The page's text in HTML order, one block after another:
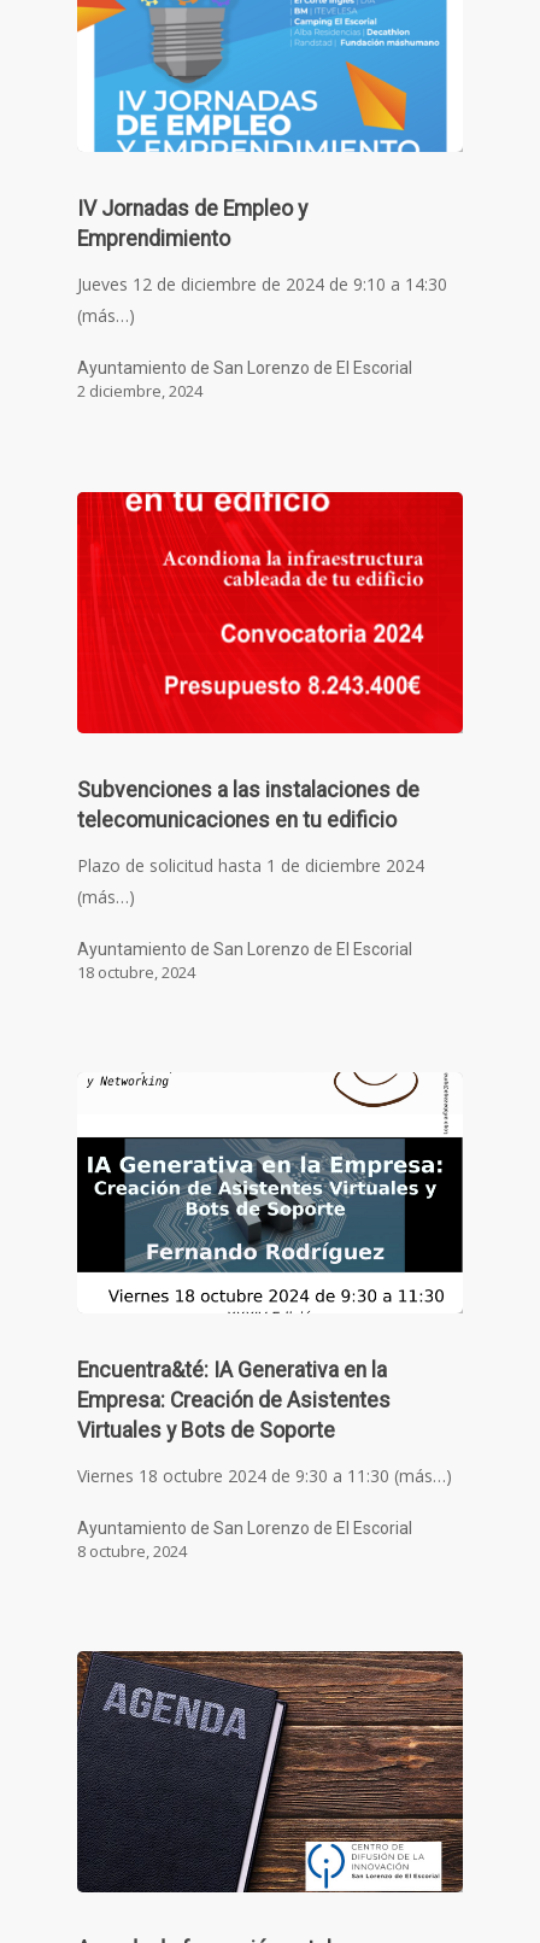
IV Jornadas de Empleo y
Emprendimiento
Jueves 12 de diciembre de 2024 de 9:10 a 14:30
(más…)
Ayuntamiento de San Lorenzo de El Escorial
2 diciembre, 2024
Subvenciones a las instalaciones de
telecomunicaciones en tu edificio
Plazo de solicitud hasta 1 de diciembre 2024
(más…)
Ayuntamiento de San Lorenzo de El Escorial
18 octubre, 2024
Encuentra&té: IA Generativa en la
Empresa: Creación de Asistentes
Virtuales y Bots de Soporte
Viernes 18 octubre 2024 de 9:30 a 11:30 (más…)
Ayuntamiento de San Lorenzo de El Escorial
8 octubre, 2024